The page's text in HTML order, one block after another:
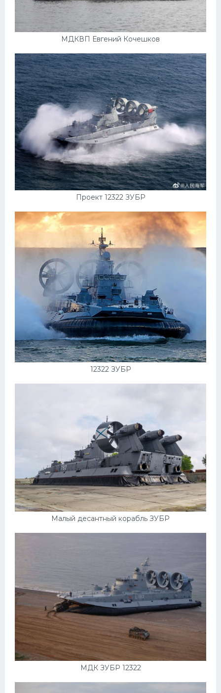
МДКВП Евгений Кочешков
Проект 12322 ЗУБР
12322 ЗУБР
Малый десантный корабль ЗУБР
МДК ЗУБР 12322
Шевроле
Автокемпер
Феррари
Поезда
Мотоциклы
Ямаха
Додж
Ява
Эмблемы